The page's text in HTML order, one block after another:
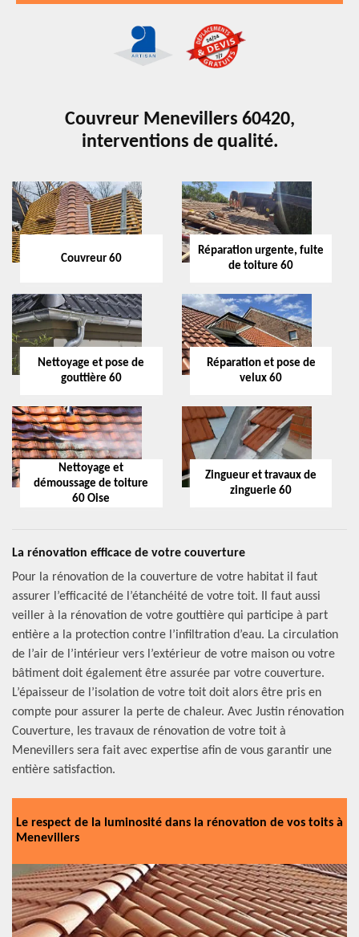
Couvreur Menevillers 60420,
interventions de qualité.
Couvreur 60
Réparation urgente, fuite
de toiture 60
Nettoyage et pose de
gouttière 60
Réparation et pose de
velux 60
Nettoyage et
démoussage de toiture
60 Oise
Zingueur et travaux de
zinguerie 60
La rénovation efficace de votre couverture
Pour la rénovation de la couverture de votre habitat il faut
assurer l’efficacité de l’étanchéité de votre toit. Il faut aussi
veiller à la rénovation de votre gouttière qui participe à part
entière a la protection contre l’infiltration d’eau. La circulation
de l’air de l’intérieur vers l’extérieur de votre maison ou votre
bâtiment doit également être assurée par votre couverture.
L’épaisseur de l’isolation de votre toit doit alors être pris en
compte pour assurer la perte de chaleur. Avec Justin rénovation
Couverture, les travaux de rénovation de votre toit à
Menevillers sera fait avec expertise afin de vous garantir une
entière satisfaction.
Le respect de la luminosité dans la rénovation de vos toits à
Menevillers